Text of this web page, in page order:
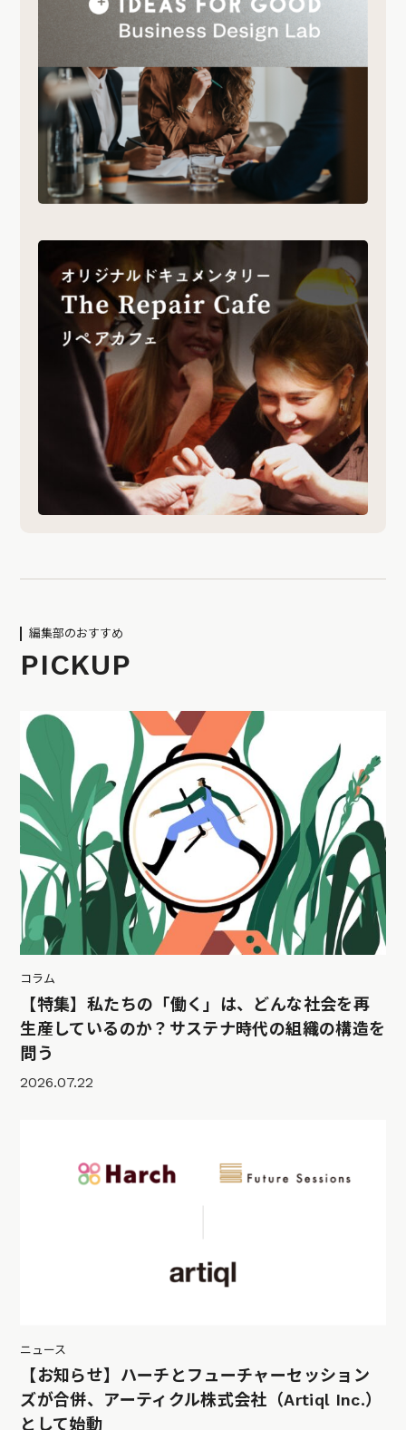
編集部のおすすめ
PICKUP
コラム
【特集】私たちの「働く」は、どんな社会を再
生産しているのか？サステナ時代の組織の構造を
問う
2026.07.22
ニュース
【お知らせ】ハーチとフューチャーセッション
ズが合併、アーティクル株式会社（Artiql Inc.）
として始動